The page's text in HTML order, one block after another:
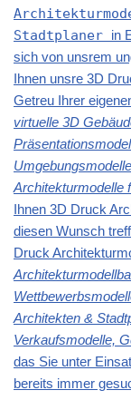
Stadtplaner in
sich von unsrem
Ihnen unsre 3D
Getreu Ihrer
virtuelle 3D
Architekturmodelle
Ihnen 3D Druck
diesen Wunsch
Druck
Architekten &
Verkaufsmodelle,
das Sie unter
bereits immer